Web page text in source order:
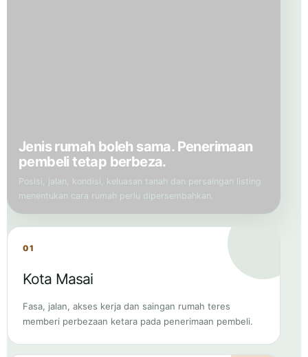
Kota Masai
Fasa, jalan, akses kerja dan saingan rumah teres
memberi perbezaan ketara pada penerimaan pembeli.
Scientex